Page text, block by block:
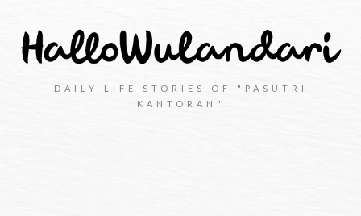
DAILY LIFE STORIES OF "PASUTRI
KANTORAN"